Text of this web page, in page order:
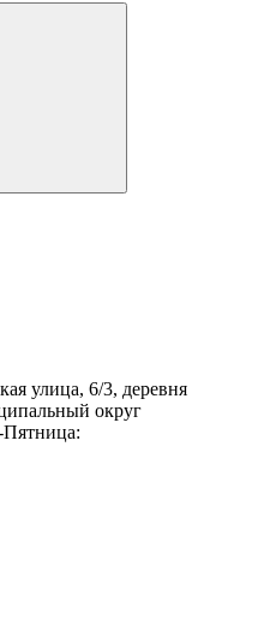
улица, 6/3, деревня
округ